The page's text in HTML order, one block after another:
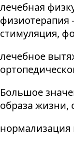
лечебная
стимуляция,
лечебное
Большое
образа жизни,
нормализация